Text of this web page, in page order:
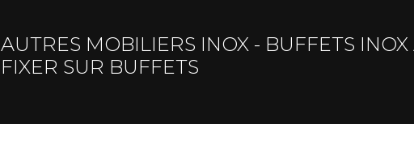
AUTRES MOBILIERS INOX - BUFFETS INOX
FIXER SUR BUFFETS